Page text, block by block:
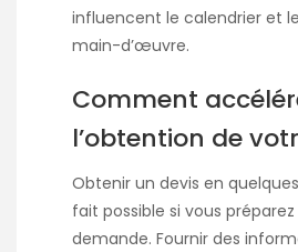
influencent le calendrier et
main-d’œuvre.
Comment
l’obtention de
Obtenir un devis en
fait possible si vous
demande. Fournir des